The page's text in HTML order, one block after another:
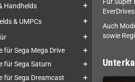
Handhelds add
& UMPCs add
add
für Sega Mega Drive add
für Sega Saturn add
für Sega Dreamcast add
Für Super
Auch
sowie